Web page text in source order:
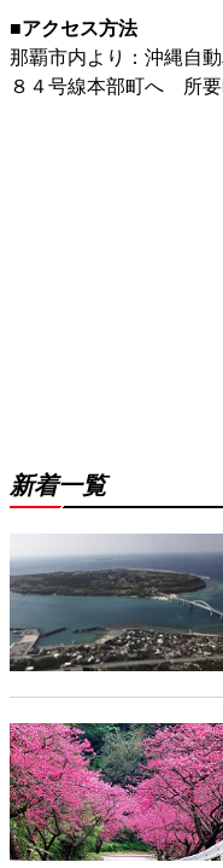
アクセス方法
那覇市内より：沖縄自
８４号線本部町へ 所
新着一覧